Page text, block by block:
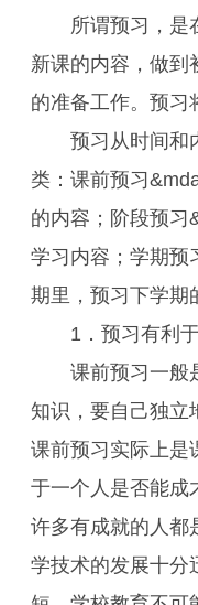
所谓预习，是在
新课的内容，做到
的准备工作。预习
预习从时间和
类：课前预习
的内容；阶段预习
学习内容；学期预
期里，预习下学期
1．预习有利于
课前预习一般是
知识，要自己独立
课前预习实际上是
于一个人是否能成
许多有成就的人都
学技术的发展十分